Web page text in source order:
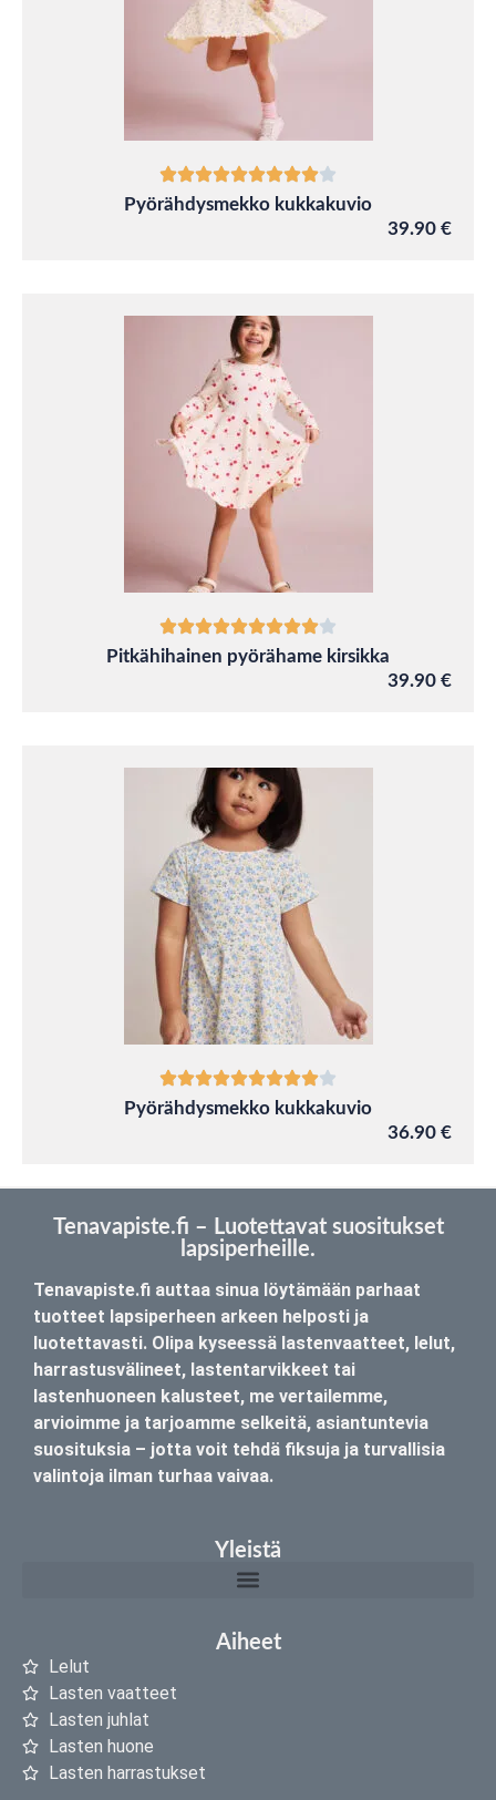
Pyörähdysmekko kukkakuvio
39.90 €
Pitkähihainen pyörähame kirsikka
39.90 €
Pyörähdysmekko kukkakuvio
36.90 €
Tenavapiste.fi – Luotettavat suositukset
lapsiperheille.
Tenavapiste.fi auttaa sinua löytämään parhaat
tuotteet lapsiperheen arkeen helposti ja
luotettavasti. Olipa kyseessä lastenvaatteet, lelut,
harrastusvälineet, lastentarvikkeet tai
lastenhuoneen kalusteet, me vertailemme,
arvioimme ja tarjoamme selkeitä, asiantuntevia
suosituksia – jotta voit tehdä fiksuja ja turvallisia
valintoja ilman turhaa vaivaa.
Yleistä
Aiheet
Lelut
Lasten vaatteet
Lasten juhlat
Lasten huone
Lasten harrastukset